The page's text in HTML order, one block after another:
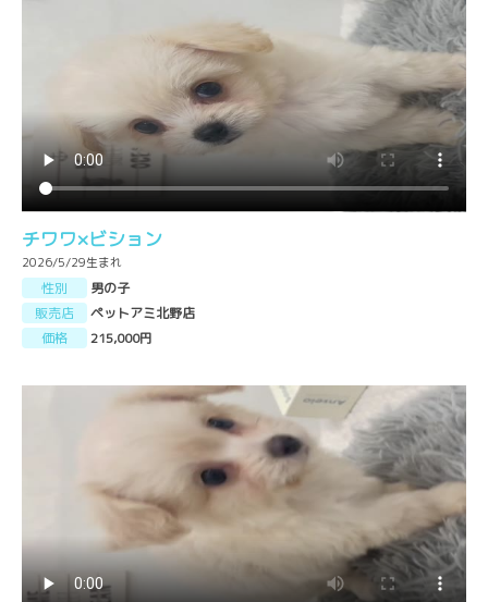
チワワ×ビション
2026/5/29生まれ
性別
男の子
販売店
ペットアミ北野店
価格
215,000円